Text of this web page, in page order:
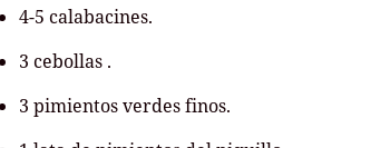
4-5 calabacines.
3 cebollas .
3 pimientos verdes finos.